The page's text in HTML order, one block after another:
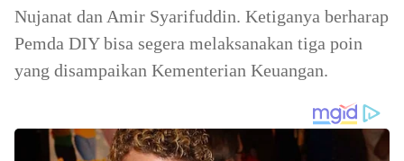
Nujanat dan Amir Syarifuddin. Ketiganya berharap
Pemda DIY bisa segera melaksanakan tiga poin
yang disampaikan Kementerian Keuangan.